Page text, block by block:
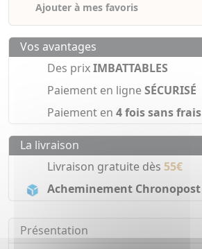
Ajouter à mes favoris
Vos avantages
Des prixIMBATTABLES
Paiement en ligneSÉCURISÉ
Paiement en 4 fois sans frais
La livraison
Livraison gratuite dès 55€
Acheminement Chronopost
Présentation